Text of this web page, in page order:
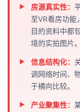
房源真实性：
至VR看房功能
目的资料中都
境的实拍图片。
信息结构化：
调网络时间、
于横向比较。
产业聚集性：